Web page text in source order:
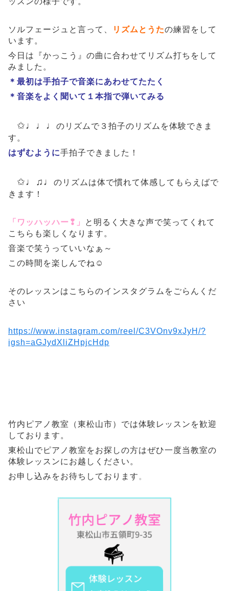
ソルフェージュと言って、 リズムとうたの練習をして
います。
今日は『かっこう』の曲に合わせてリズム打ちをして
みました。
＊最初は手拍子で音楽にあわせてたたく
＊音楽をよく聞いて１本指で弾いてみる
✩♩♩♩ の リズムで３拍子のリズムを体験できま
す 。
はずむように手拍子できました！
✩♩♫♩
のリズムは体で慣れて体感してもらえばで
きます！
「ワッハッハー❢」
と明るく大きな声で笑ってくれて
こちらも楽しくなります。
音楽で笑うっていいなぁ～
この時間を楽しんでね☺
そのレッスンはこちらのインスタグラムをごらんくだ
さい
https://www.instagram.com/reel/C3VOnv9xJyH/?
igsh=aGJydXliZHpjcHdp
竹内ピアノ教室（東松山市）では体験レッスンを歓迎
しております。
東松山でピアノ教室をお探しの方はぜひ一度当教室の
体験レッスンにお越しください。
お申し込みをお待ちしております 。